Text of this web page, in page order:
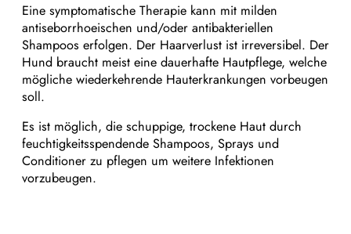
Eine symptomatische Therapie kann mit milden
antiseborrhoeischen und/oder antibakteriellen
Shampoos erfolgen. Der Haarverlust ist irreversibel. Der
Hund braucht meist eine dauerhafte Hautpflege, welche
mögliche wiederkehrende Hauterkrankungen vorbeugen
soll.
Es ist möglich, die schuppige, trockene Haut durch
feuchtigkeitsspendende Shampoos, Sprays und
Conditioner zu pflegen um weitere Infektionen
vorzubeugen.